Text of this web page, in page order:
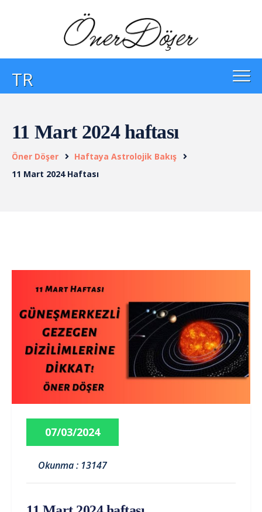
TR
11 Mart 2024 haftası
Öner Döşer
Haftaya Astrolojik Bakış
11 Mart 2024 Haftası
07/03/2024
Okunma : 13147